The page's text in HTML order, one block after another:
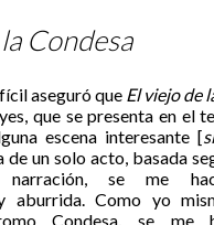
Condesa
aseguró que El viejo de
que se presenta en el
escena interesante [
un solo acto, basada
narración, se me
aburrida. Como yo
Condesa, se me